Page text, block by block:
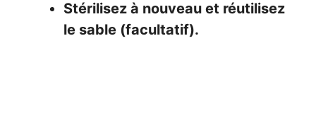
Stérilisez à nouveau et réutilisez
le sable (facultatif).